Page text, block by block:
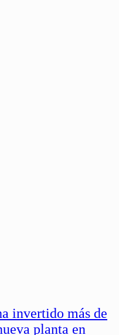
invertido más de
planta en